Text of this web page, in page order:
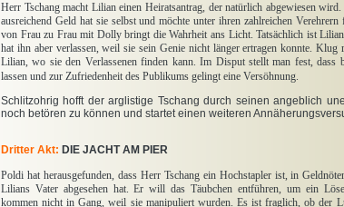
Herr Tschang macht Lilian einen Heiratsantrag, der natürlich abgewiesen
ausreichend Geld hat sie selbst und möchte unter ihren zahlreichen
von Frau zu Frau mit Dolly bringt die Wahrheit ans Licht. Tatsächlich ist
hat ihn aber verlassen, weil sie sein Genie nicht länger ertragen konnte.
Lilian, wo sie den Verlassenen finden kann. Im Disput stellt man fest, dass
lassen und zur Zufriedenheit des Publikums gelingt eine Versöhnung.
Schlitzohrig hofft der arglistige Tschang durch seinen angeblich
noch betören zu können und startet einen weiteren
Dritter Akt: DIE JACHT AM PIER
Poldi hat herausgefunden, dass Herr Tschang ein Hochstapler ist, in
Lilians Vater abgesehen hat. Er will das Täubchen entführen, um ein
kommen nicht in Gang, weil sie manipuliert wurden. Es ist fraglich, ob der